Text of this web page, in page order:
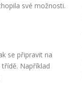
své možnosti.
se připravit na
Například